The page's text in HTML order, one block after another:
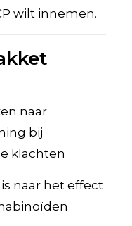
wilt innemen.
naar
bij
klachten
naar het effect